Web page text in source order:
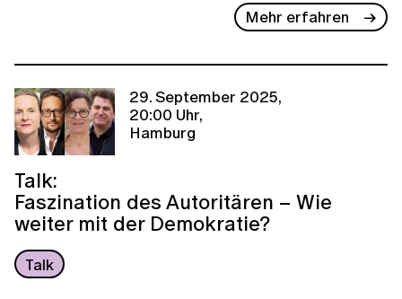
Mehr erfahren
29. September 2025,
20:00 Uhr,
Hamburg
Talk:
Faszination des Autoritären – Wie
weiter mit der Demokratie?
Talk